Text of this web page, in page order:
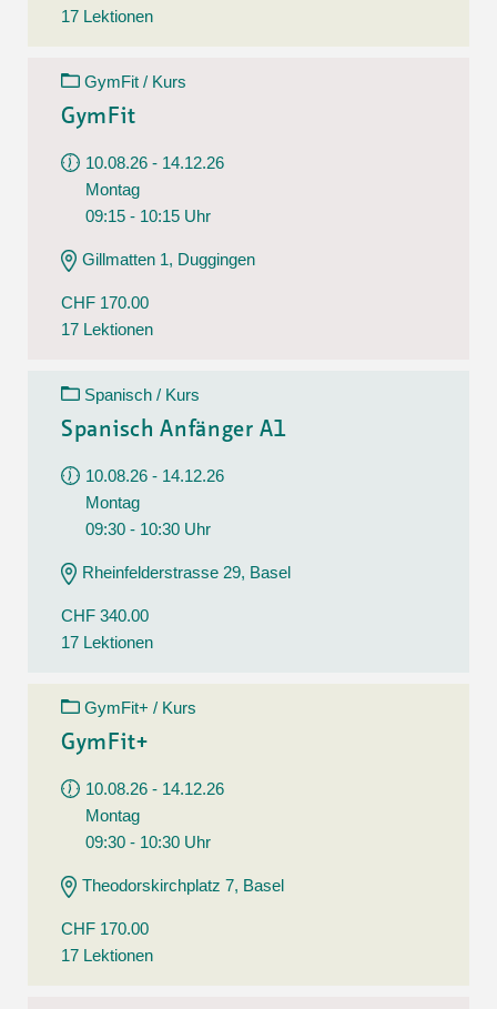
17 Lektionen
GymFit / Kurs
GymFit
10.08.26 - 14.12.26
Montag
09:15 - 10:15 Uhr
Gillmatten 1, Duggingen
CHF 170.00
17 Lektionen
Spanisch / Kurs
Spanisch Anfänger A1
10.08.26 - 14.12.26
Montag
09:30 - 10:30 Uhr
Rheinfelderstrasse 29, Basel
CHF 340.00
17 Lektionen
GymFit+ / Kurs
GymFit+
10.08.26 - 14.12.26
Montag
09:30 - 10:30 Uhr
Theodorskirchplatz 7, Basel
CHF 170.00
17 Lektionen